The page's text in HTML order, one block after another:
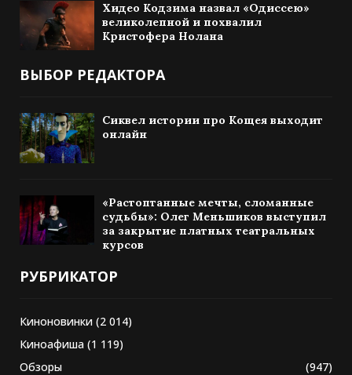
Хидео Кодзима назвал «Одиссею»
великолепной и похвалил
Кристофера Нолана
ВЫБОР РЕДАКТОРА
Сиквел истории про Кощея выходит
онлайн
«Растоптанные мечты, сломанные
судьбы»: Олег Меньшиков выступил
за закрытие платных театральных
курсов
РУБРИКАТОР
Киноновинки (2 014)
Киноафиша (1 119)
Обзоры
(947)